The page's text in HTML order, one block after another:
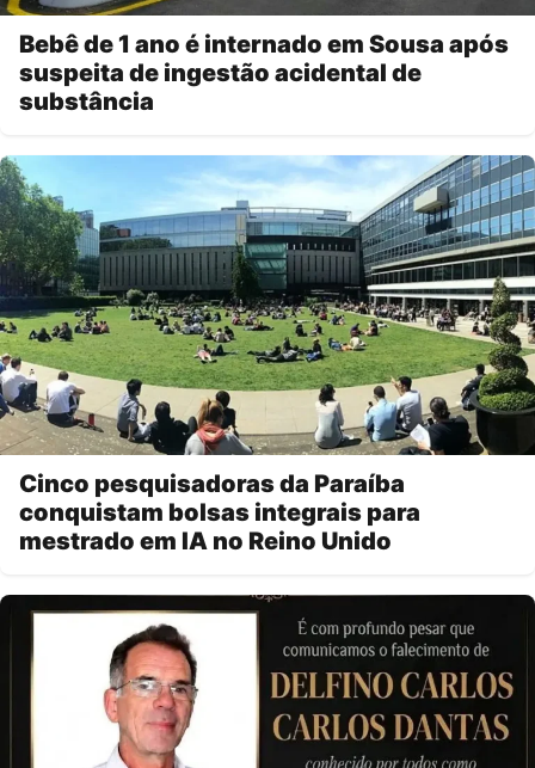
Bebê de 1 ano é internado em Sousa após
suspeita de ingestão acidental de
substância
Cinco pesquisadoras da Paraíba
conquistam bolsas integrais para
mestrado em IA no Reino Unido